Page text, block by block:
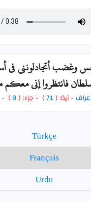
أتجادلونني في
فانتظروا إني معكم
- آية: ( 71
) - جزء: ( 8
)
Türkçe
Français
Urdu